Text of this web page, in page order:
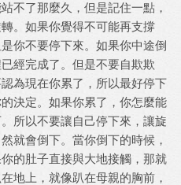
了那麼久，但是記住一點，
。如果你覺得不可能再支撐
你不要停下來。如果你中途倒
經完成了。但是不要自欺欺
為現在你累了，所以最好停下
決定。如果你累了，你怎麼能
所以不要讓自己停下來，讓旋
就會倒下。當你倒下的時候，
的肚子直接與大地接觸，那就
地上，就像趴在母親的胸前，